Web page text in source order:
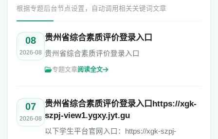
根据专题后台节点设置，自动调用相关关键词文章
08
2026-08
贵州省综合素质评价登录入口
贵州省综合素质评价登录入口
专题文章阅读全文
07
2026-08
贵州省综合素质评价登录入口https://xgk-
szpj-view1.ygxy.jyt.gu
以下学生平台官网入口：https://xgk-szpj-